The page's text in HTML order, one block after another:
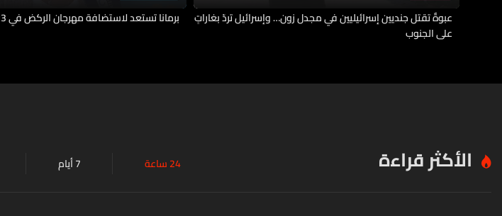
عبوةٌ تقتل جنديين إسرائيليين في مجدل زون… وإسرائيل تردّ بغاراتٍ
على الجنوب
برمانا تستعد لاستضافة مهرجان الركض في 23 آب
الأكثر قراءة 24 ساعة 7 أيام